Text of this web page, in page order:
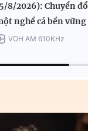
8/2026): Chuyển
nghề cá bền vững
VOH AM 610KHz